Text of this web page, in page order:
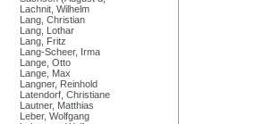
Lachnit, Wilhelm
Lang, Christian
Lang, Lothar
Lang, Fritz
Lang-Scheer, Irma
Lange, Otto
Lange, Max
Langner, Reinhold
Latendorf, Christiane
Lautner, Matthias
Leber, Wolfgang